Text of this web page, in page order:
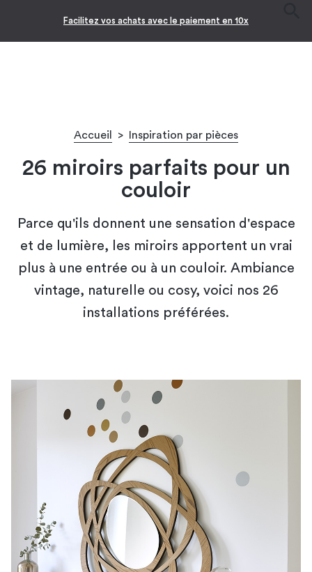
Facilitez vos achats avec le paiement en 10x
Accueil > Inspiration par pièces
26 miroirs parfaits pour un
couloir
Parce qu'ils donnent une sensation d'espace
et de lumière, les miroirs apportent un vrai
plus à une entrée ou à un couloir. Ambiance
vintage, naturelle ou cosy, voici nos 26
installations préférées.